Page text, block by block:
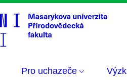
Pro uchazeče